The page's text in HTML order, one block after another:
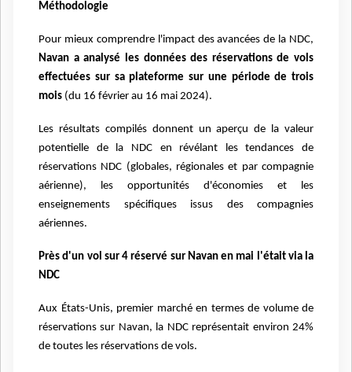
Méthodologie
Pour mieux comprendre l'impact des avancées de la NDC,
Navan a analysé les données des réservations de vols
effectuées sur sa plateforme sur une période de trois
mois (du 16 février au 16 mai 2024).
Les résultats compilés donnent un aperçu de la valeur
potentielle de la NDC en révélant les tendances de
réservations NDC (globales, régionales et par compagnie
aérienne), les opportunités d'économies et les
enseignements spécifiques issus des compagnies
aériennes.
Près d'un vol sur 4 réservé sur Navan en mai l'était via la
NDC
Aux États-Unis, premier marché en termes de volume de
réservations sur Navan, la NDC représentait environ 24%
de toutes les réservations de vols.